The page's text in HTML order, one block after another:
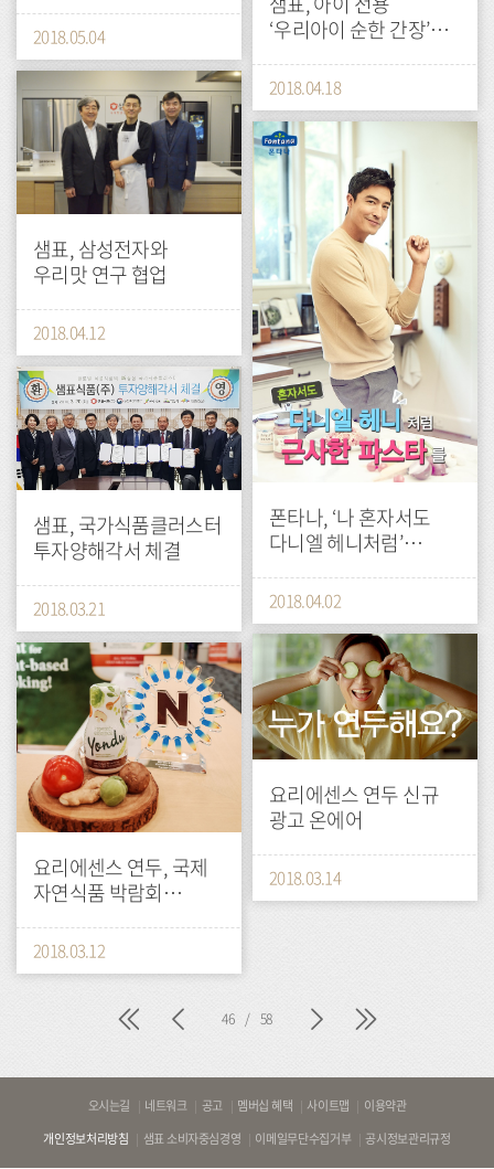
2018.05.04
‘우리아이 순한 간장’
2018.04.18
샘표, 삼성전자와
우리맛 연구 협업
2018.04.12
press
폰타나, ‘나 혼자서도
다니엘 헤니처럼’
2018.04.02
press
샘표, 국가식품클러스터
투자양해각서 체결
2018.03.21
press
요리에센스 연두 신규
광고 온에어
2018.03.14
press
요리에센스 연두, 국제
자연식품 박람회
2018.03.12
46 / 58 마
오시는길 네트워크 공고 멤버십 혜택 사이트맵
이용약관
개인정보처리방침
샘표 소비자중심경영 이메일무단수집거부 공시정보관리규정